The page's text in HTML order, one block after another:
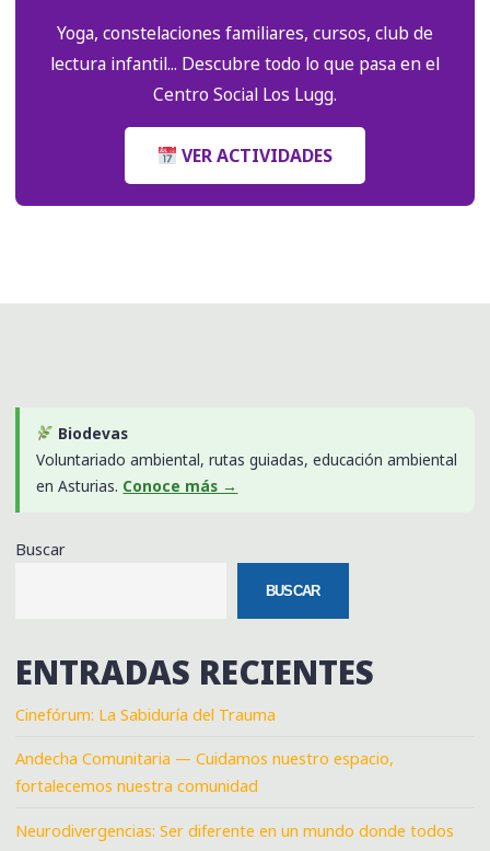
Yoga, constelaciones familiares, cursos, club de
lectura infantil... Descubre todo lo que pasa en el
Centro Social Los Lugg.
VER ACTIVIDADES
Biodevas
Voluntariado ambiental, rutas guiadas, educación ambiental
en Asturias. Conoce más →
Buscar
BUSCAR
ENTRADAS RECIENTES
Cinefórum: La Sabiduría del Trauma
Andecha Comunitaria — Cuidamos nuestro espacio,
fortalecemos nuestra comunidad
Neurodivergencias: Ser diferente en un mundo donde todos